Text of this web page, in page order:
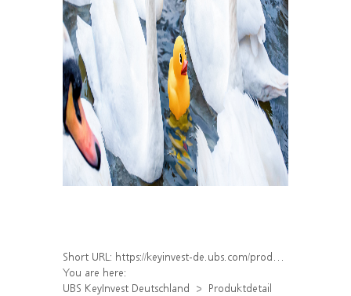
Short URL: https://keyinvest-de.ubs.com/produkt/detail/index/isin/DE000WA81V41
You are here:
UBS KeyInvest Deutschland
Produktdetail